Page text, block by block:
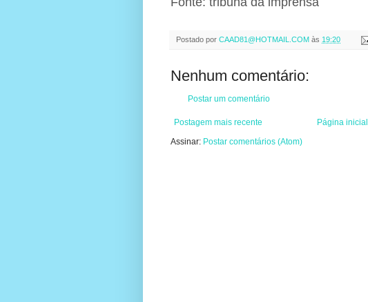
Postado por CAAD81@HOTMAIL.COM às 19:20
Nenhum comentário:
Postar um comentário
Postagem mais recente
Página inicial
Assinar: Postar comentários (Atom)